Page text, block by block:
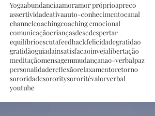
Yogaabundanciaamoramor próprioapreco
assertividadeativaauto-conhecimentocanal
channelcoachingcoaching emocional
comunicaçãocriançasdescdespertar
equilíbrioescutafeedbackfelicidadegratidao
gratidãoguiadainsatisfacaoinvejalibertação
meditaçãomensagemmudançanao-verbalpaz
personalidadereflexãorelaxamentoretorno
sororidadesororitysororitévalorverbal
youtube